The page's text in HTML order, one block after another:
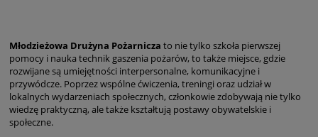
Młodzieżowa Drużyna Pożarnicza to nie tylko szkoła pierwszej
pomocy i nauka technik gaszenia pożarów, to także miejsce, gdzie
rozwijane są umiejętności interpersonalne, komunikacyjne i
przywódcze. Poprzez wspólne ćwiczenia, treningi oraz udział w
lokalnych wydarzeniach społecznych, członkowie zdobywają nie tylko
wiedzę praktyczną, ale także kształtują postawy obywatelskie i
społeczne.